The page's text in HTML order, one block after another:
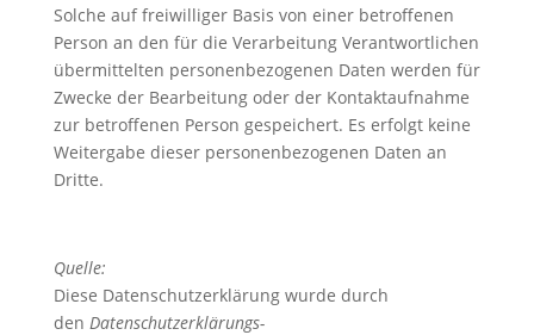
Solche auf freiwilliger Basis von einer betroffenen
Person an den für die Verarbeitung Verantwortlichen
übermittelten personenbezogenen Daten werden für
Zwecke der Bearbeitung oder der Kontaktaufnahme
zur betroffenen Person gespeichert. Es erfolgt keine
Weitergabe dieser personenbezogenen Daten an
Dritte.
Quelle:
Diese Datenschutzerklärung wurde durch
den Datenschutzerklärungs-